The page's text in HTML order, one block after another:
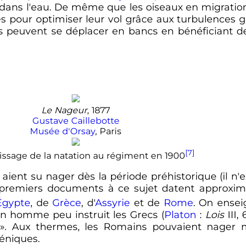
l'eau. De même que les oiseaux en
pour optimiser leur vol grâce aux turbulences
peuvent se déplacer en bancs en bénéficiant
Le Nageur, 1877
Gustave Caillebotte
Musée d'Orsay, Paris
de la natation au régiment en 1900[7]
su nager dès la période préhistorique (il
documents à ce sujet datent
, de Grèce, d'Assyrie et de Rome. On
homme peu instruit les Grecs (Platon : LoisIII,
». Aux thermes, les Romains pouvaient nager